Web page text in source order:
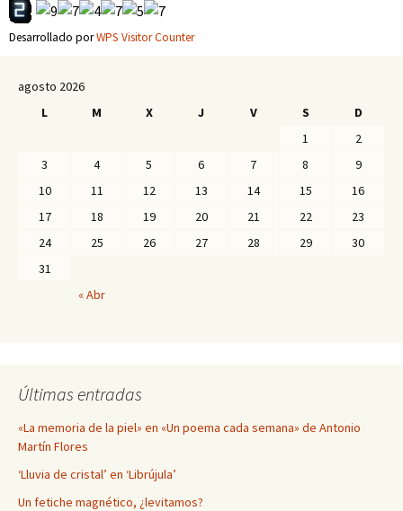
Desarrollado porWPS Visitor Counter
agosto 2026
L
M X J V S
D
1
2
3
4 5 6 7 8
9
10
11 12 13 14 15
16
17
18 19 20 21 22
23
24
25 26 27 28 29
30
31
« Abr
Últimas entradas
«La memoria de la piel» en «Un poema cada semana» de Antonio
Martín Flores
‘Lluvia de cristal’ en ‘Librújula’
Un fetiche magnético, ¿levitamos?